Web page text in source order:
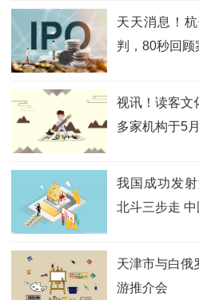
天天消息！
判，80秒回顾
视讯！读客文
多家机构于5
我国成功发
北斗三步走
天津市与白俄
游推介会